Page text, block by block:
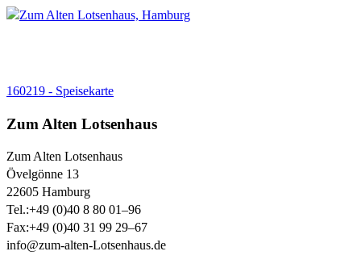
160219 - Speisekarte
Zum Alten Lotsenhaus
Zum Alten Lotsenhaus
Övelgönne 13
22605 Hamburg
Tel.:+49 (0)40 8 80 01–96
Fax:+49 (0)40 31 99 29–67
info@zum-alten-Lotsenhaus.de